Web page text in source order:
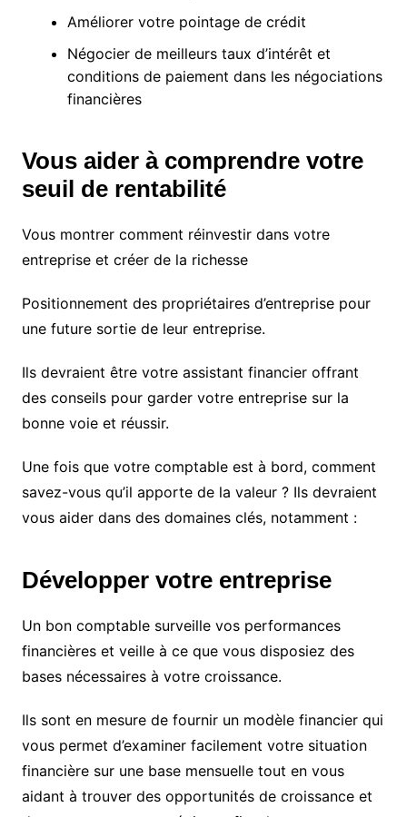
Améliorer votre pointage de crédit
Négocier de meilleurs taux d’intérêt et
conditions de paiement dans les négociations
financières
Vous aider à comprendre votre
seuil de rentabilité
Vous montrer comment réinvestir dans votre
entreprise et créer de la richesse
Positionnement des propriétaires d’entreprise pour
une future sortie de leur entreprise.
Ils devraient être votre assistant financier offrant
des conseils pour garder votre entreprise sur la
bonne voie et réussir.
Une fois que votre comptable est à bord, comment
savez-vous qu’il apporte de la valeur ? Ils devraient
vous aider dans des domaines clés, notamment :
Développer votre entreprise
Un bon comptable surveille vos performances
financières et veille à ce que vous disposiez des
bases nécessaires à votre croissance.
Ils sont en mesure de fournir un modèle financier qui
vous permet d’examiner facilement votre situation
financière sur une base mensuelle tout en vous
aidant à trouver des opportunités de croissance et